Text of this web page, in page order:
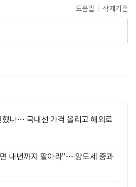
도움말 삭제기준
혔나… 국내선 가격 올리고 해외로
내년까지 팔아라"… 양도세 중과